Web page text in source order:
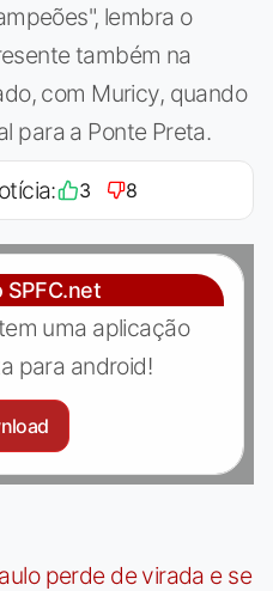
lembra o
também na
com Muricy, quando
para a Ponte Preta.
3 8
SPFC.net
uma aplicação
para android!
perde de virada e se